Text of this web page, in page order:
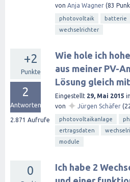
von Anja Wagner (83
photovoltaik batterie
wechselrichter
+2
Punkte
2
Antworten
2.871 Aufrufe
Wie hole ich
aus meiner PV-
Lösung gleich
Eingestellt 29, Mai 2015 in
von ✦ Jürgen Schäfer (
photovoltaikanlage
ertragsdaten
module
0
Ich habe 2